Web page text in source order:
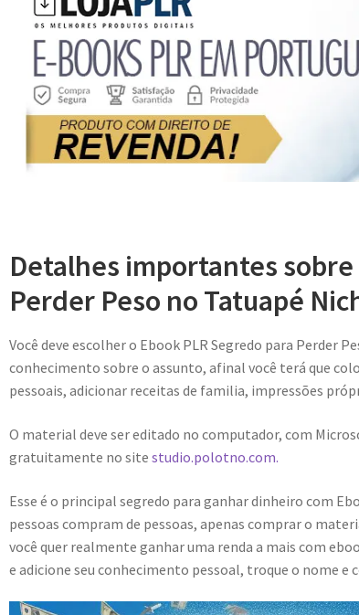
Detalhes importantes sobre
Perder Peso no Tatuapé
Você deve escolher o Ebook PLR Segredo para Perder
conhecimento sobre o assunto, afinal você terá que
pessoais, adicionar receitas de familia, impressões
O material deve ser editado no computador, com
gratuitamente no site studio.polotno.com.
Esse é o principal segredo para ganhar dinheiro com
pessoas compram de pessoas, apenas comprar o
você quer realmente ganhar uma renda a mais com
e adicione seu conhecimento pessoal, troque o nome e